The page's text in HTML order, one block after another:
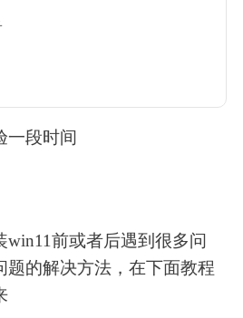
一段时间
前或者后遇到很多问
题的解决方法，在下面教程